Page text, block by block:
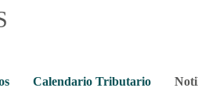
Calendario Tributario